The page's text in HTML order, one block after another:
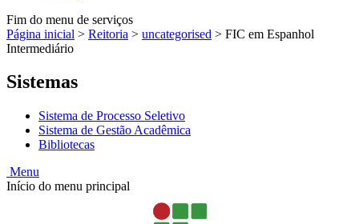
Fim do menu de serviços
Página inicial > Reitoria > uncategorised > FIC em Espanhol
Intermediário
Sistemas
Sistema de Processo Seletivo
Sistema de Gestão Acadêmica
Bibliotecas
Menu
Início do menu principal